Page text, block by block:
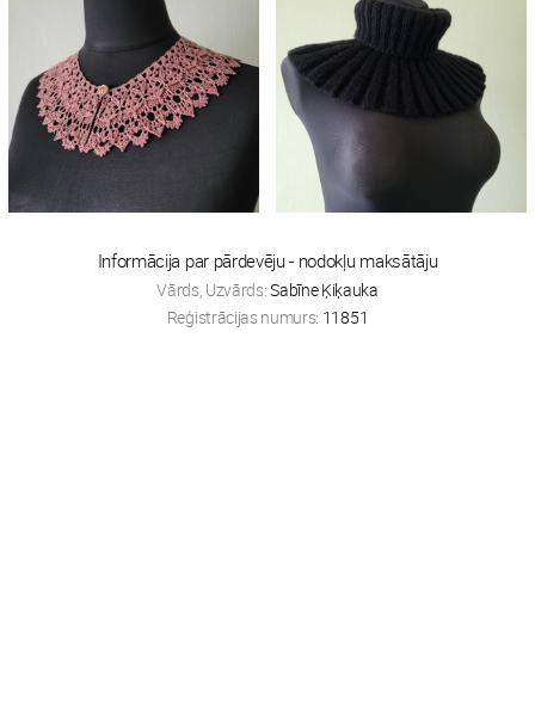
Informācija par pārdevēju - nodokļu maksātāju
Vārds, Uzvārds:Sabīne Ķiķauka
Reģistrācijas numurs: 11851